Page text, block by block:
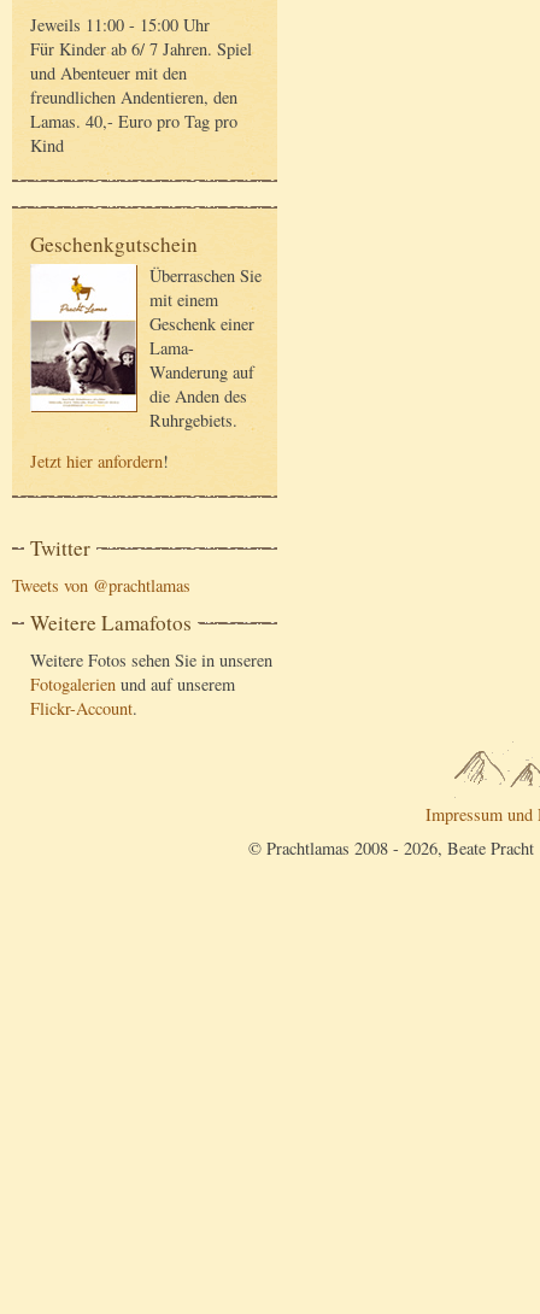
Jeweils 11:00 - 15:00 Uhr
Für Kinder ab 6/ 7 Jahren. Spiel
und Abenteuer mit den
freundlichen Andentieren, den
Lamas. 40,- Euro pro Tag pro
Kind
Geschenkgutschein
Überraschen Sie
mit einem
Geschenk einer
Lama-
Wanderung auf
die Anden des
Ruhrgebiets.
Jetzt hier anfordern!
Twitter
Tweets von @prachtlamas
Weitere Lamafotos
Weitere Fotos sehen Sie in unseren
Fotogalerien und auf unserem
Flickr-Account.
Impressum und
© Prachtlamas 2008 - 2026, Beate Pracht